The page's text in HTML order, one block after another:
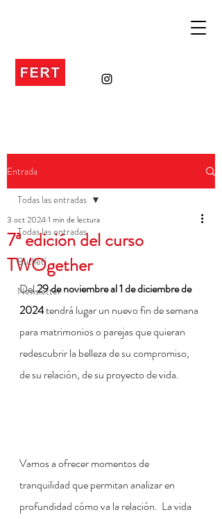
Entrada
Todas las entradas
Butlletí
Newsletter
Todas las entradas
7ª edición del curso
TWOgether
3 oct 20241 min de lectura
Del 29 de noviembre al 1 de diciembrede
2024 tendrá lugar un nuevo fin de semana
para matrimonios o parejas que quieran
redescubrir la belleza de su compromiso,
de su relación, de su proyecto de vida.
Vamos a ofrecer momentos de
tranquilidad que permitan analizar en
profundidad cómo va la relación.  La vida